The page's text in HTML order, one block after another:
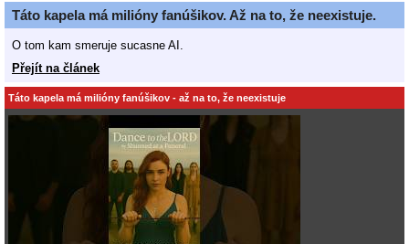
Táto kapela má milióny fanúšikov. Až na to, že neexistuje.
O tom kam smeruje sucasne AI.
Přejít na článek
Táto kapela má milióny fanúšikov - až na to, že neexistuje